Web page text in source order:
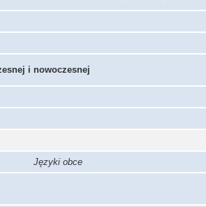
i nowoczesnej
Języki obce